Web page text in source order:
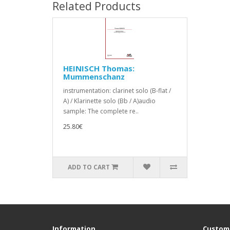
Related Products
HEINISCH Thomas:
Mummenschanz
instrumentation: clarinet solo (B-flat /
A) / Klarinette solo (Bb / A)audio
sample: The complete re..
25.80€
ADD TO CART